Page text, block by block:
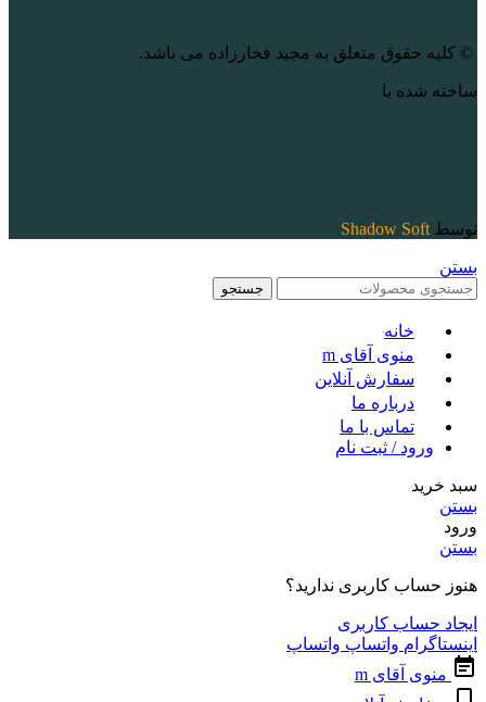
© کلیه حقوق متعلق به مجید فخارزاده می باشد.
ساخته شده با
توسط Shadow Soft
بستن
جستجو
خانه
منوی آقای m
سفارش آنلاین
درباره ما
تماس با ما
ورود / ثبت نام
سبد خرید
بستن
ورود
بستن
هنوز حساب کاربری ندارید؟
ایجاد حساب کاربری
اینستاگرام واتساپ واتساپ
منوی آقای m